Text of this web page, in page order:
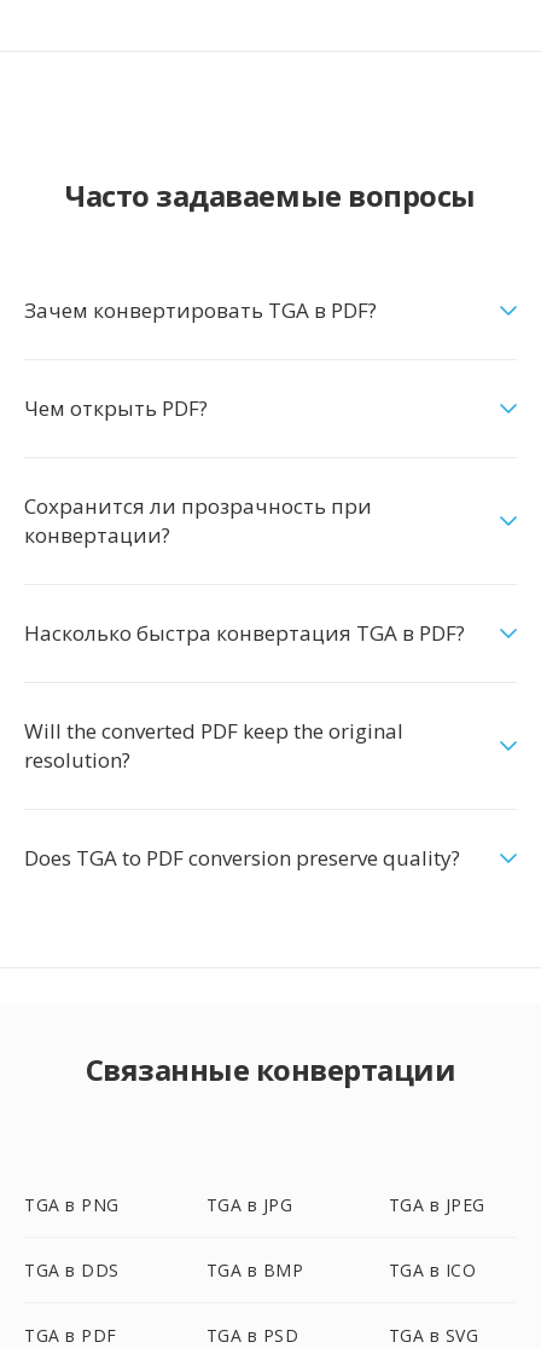
Часто задаваемые вопросы
Зачем конвертировать TGA в PDF?
Чем открыть PDF?
Сохранится ли прозрачность при
конвертации?
Насколько быстра конвертация TGA в PDF?
Will the converted PDF keep the original
resolution?
Does TGA to PDF conversion preserve quality?
Связанные конвертации
TGA в PNG TGA в JPG TGA в JPEG
TGA в DDS TGA в BMP TGA в ICO
TGA в PDF TGA в PSD TGA в SVG